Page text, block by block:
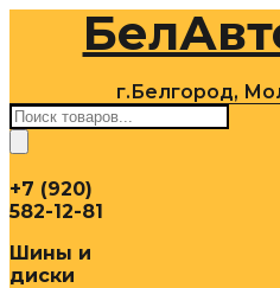
содержимому
г.Белгород,
Поиск
товаров
+7 (920)
582-12-81
Шины и
диски